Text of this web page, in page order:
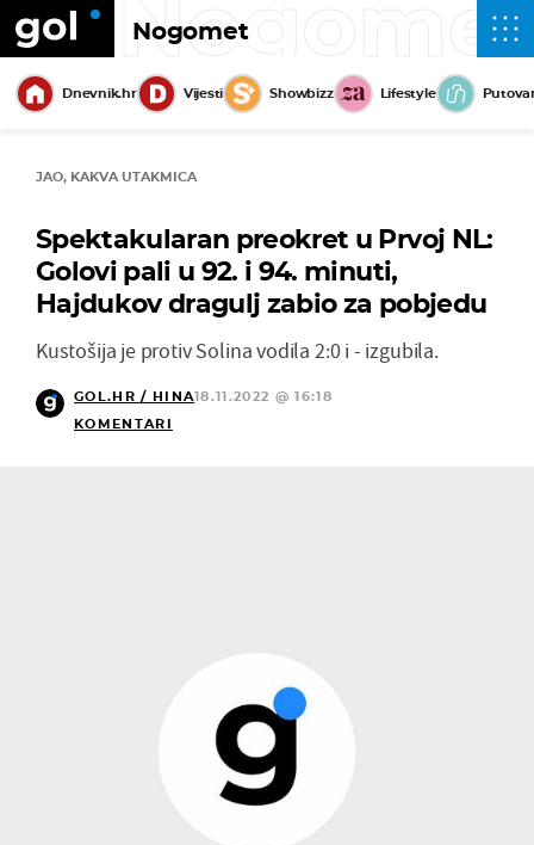
Nogomet
Dnevnik.hr Vijesti Showbizz Lifestyle
JAO, KAKVA UTAKMICA
Spektakularan preokret u Prvoj NL:
Golovi pali u 92. i 94. minuti,
Hajdukov dragulj zabio za pobjedu
Kustošija je protiv Solina vodila 2:0 i - izgubila.
GOL.HR / HINA18.11.2022 @ 16:18
KOMENTARI